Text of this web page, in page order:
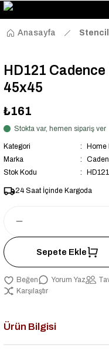
Size Özel "HG10" Kodu
Anasayfa
HD121
45x45
₺161
Stokta var, hemen sipariş ver
Kategori
Home
Marka
Stok Kodu
HD121
24 Saat İçinde Kargoda
Sepete Ekle
Yorum Yaz
Karşılaştır
Ürün Bilgisi